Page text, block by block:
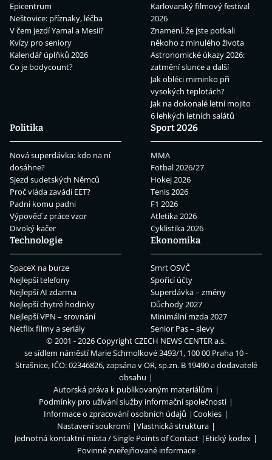
Epicentrum
Neštovice: příznaky, léčba
V čem jezdí Yamal a Mesii?
Kvízy pro seniory
Kalendář úplňků 2026
Co je bodycount?
Karlovarský filmový festival
2026
Znamení, že jste potkali
někoho z minulého života
Astronomické úkazy 2026:
zatmění slunce a další
Jak obléci miminko při
vysokých teplotách?
Jak na dokonalé letní mojito
6 lehkých letních salátů
Politika
Nová superdávka: kdo na ní
dosáhne?
Sjezd sudetských Němců
Proč vláda zavádí EET?
Padni komu padni
Výpověď z práce vzor
Divoký kačer
Sport 2026
MMA
Fotbal 2026/27
Hokej 2026
Tenis 2026
F1 2026
Atletika 2026
Cyklistika 2026
Technologie
SpaceX na burze
Nejlepší telefony
Nejlepší AI zdarma
Nejlepší chytré hodinky
Nejlepší VPN – srovnání
Netflix filmy a seriály
Ekonomika
Smrt OSVČ
Spořicí účty
Superdávka – změny
Důchody 2027
Minimální mzda 2027
Senior Pas – slevy
© 2001 - 2026 CopyrightCZECH NEWS CENTER a.s.
se sídlem náměstí Marie Schmolkové 3493/1, 100 00 Praha 10 -
Strašnice, IČO: 02346826, zapsána v OR, sp.zn. B 19490 a dodavatelé
obsahu
Autorská práva k publikovaným materiálům
Podmínky pro užívání služby informační společnosti
Informace o zpracování osobních údajů
Cookies
Nastavení soukromí
Vlastnická struktura
Jednotná kontaktní místa / Single Points of Contact
Etický kodex
Povinně zveřejňované informace